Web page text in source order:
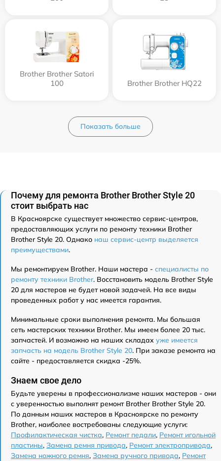
Brother Brother Satori
100
Brother Brother HQ22
Показать больше
Почему для ремонта Brother Brother Style 20
стоит выбрать нас
В Красноярске существует множество сервис-центров,
предоставляющих услуги по ремонту техники Brother
Brother Style 20. Однако наш сервис-центр выделяется
преимуществами.
Мы ремонтируем Brother. Наши мастера - специалисты по
ремонту техники Brother. Восстановить модель Brother Style
20 для мастеров не будет новой задачей. На все виды
проведенных работ у нас имеется гарантия.
Минимальные сроки выполнения ремонта. Мы большая
сеть мастерских техники Brother. Мы имеем более 20 тыс.
запчастей. И возможно на наших складах уже имеется
запчасть на модель Brother Style 20. При заказе ремонта на
сайте - предоставляется скидка -25%.
Знаем свое дело
Будьте уверены в профессионализме наших мастеров - они
с уверенностью выполнят ремонт Brother Brother Style 20.
По данным наших мастеров в Красноярске по ремонту
Brother, наиболее востребованы следующие услуги:
Профилактическая чистка, Ремонт педали, Ремонт игольной
пластины, Замена ремня привода, Ремонт электропривода,
Замена ножного ремня, Замена ручного привода, Ремонт